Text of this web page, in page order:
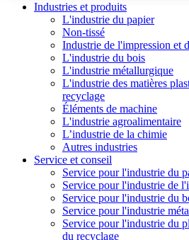
Industries et produits
L'industrie du papier
Non-tissé
Industrie de l'impression et
L'industrie du bois
L'industrie métallurgique
L'industrie des matières
recyclage
Éléments de machine
L'industrie agroalimentaire
L’industrie de la chimie
Autres industries
Service et conseil
Service pour l'industrie du
Service pour l'industrie de
Service pour l'industrie du
Service pour l'industrie
Service pour l'industrie du
du recyclage